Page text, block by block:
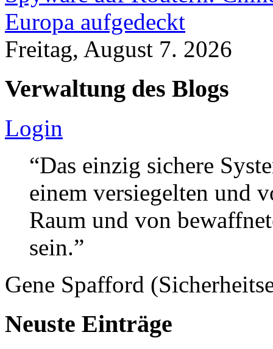
Europa aufgedeckt
Freitag, August 7. 2026
Verwaltung des Blogs
Login
“Das einzig sichere
einem versiegelten und
Raum und von
sein.”
Gene Spafford
Neuste Einträge